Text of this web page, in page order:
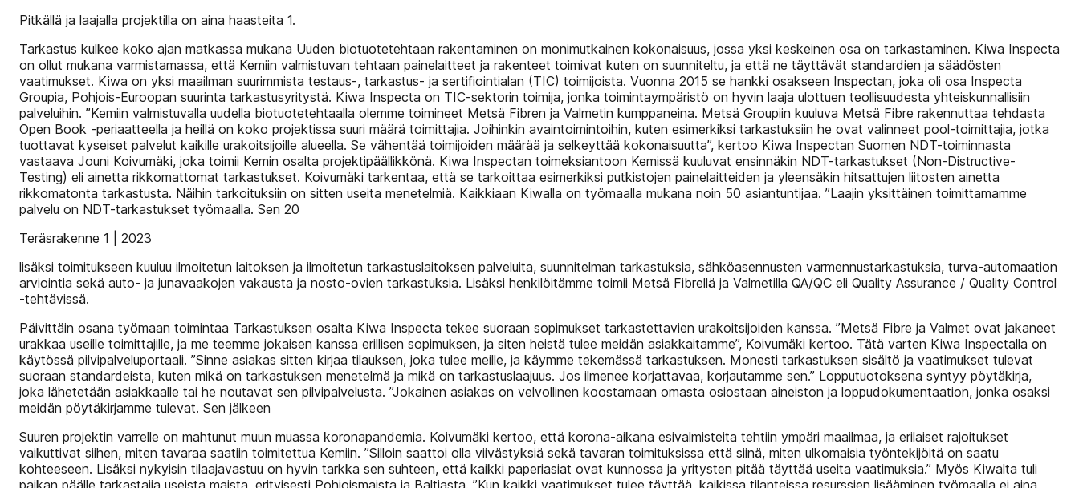
Pitkällä ja laajalla projektilla on aina haasteita 1.
Tarkastus kulkee koko ajan matkassa mukana Uuden biotuotetehtaan rakentaminen on monimutkainen kokonaisuus, jossa yksi keskeinen osa on tarkastaminen. Kiwa Inspecta
on ollut mukana varmistamassa, että Kemiin valmistuvan tehtaan painelaitteet ja rakenteet toimivat kuten on suunniteltu, ja että ne täyttävät standardien ja säädösten
vaatimukset. Kiwa on yksi maailman suurimmista testaus-, tarkastus- ja sertifiointialan (TIC) toimijoista. Vuonna 2015 se hankki osakseen Inspectan, joka oli osa Inspecta
Groupia, Pohjois-Euroopan suurinta tarkastusyritystä. Kiwa Inspecta on TIC-sektorin toimija, jonka toimintaympäristö on hyvin laaja ulottuen teollisuudesta yhteiskunnallisiin
palveluihin. ”Kemiin valmistuvalla uudella biotuotetehtaalla olemme toimineet Metsä Fibren ja Valmetin kumppaneina. Metsä Groupiin kuuluva Metsä Fibre rakennuttaa tehdasta
Open Book -periaatteella ja heillä on koko projektissa suuri määrä toimittajia. Joihinkin avaintoimintoihin, kuten esimerkiksi tarkastuksiin he ovat valinneet pool-toimittajia, jotka
tuottavat kyseiset palvelut kaikille urakoitsijoille alueella. Se vähentää toimijoiden määrää ja selkeyttää kokonaisuutta”, kertoo Kiwa Inspectan Suomen NDT-toiminnasta
vastaava Jouni Koivumäki, joka toimii Kemin osalta projektipäällikkönä. Kiwa Inspectan toimeksiantoon Kemissä kuuluvat ensinnäkin NDT-tarkastukset (Non-Distructive-
Testing) eli ainetta rikkomattomat tarkastukset. Koivumäki tarkentaa, että se tarkoittaa esimerkiksi putkistojen painelaitteiden ja yleensäkin hitsattujen liitosten ainetta
rikkomatonta tarkastusta. Näihin tarkoituksiin on sitten useita menetelmiä. Kaikkiaan Kiwalla on työmaalla mukana noin 50 asiantuntijaa. ”Laajin yksittäinen toimittamamme
palvelu on NDT-tarkastukset työmaalla. Sen 20
Teräsrakenne 1 | 2023
lisäksi toimitukseen kuuluu ilmoitetun laitoksen ja ilmoitetun tarkastuslaitoksen palveluita, suunnitelman tarkastuksia, sähköasennusten varmennustarkastuksia, turva-automaation
arviointia sekä auto- ja junavaakojen vakausta ja nosto-ovien tarkastuksia. Lisäksi henkilöitämme toimii Metsä Fibrellä ja Valmetilla QA/QC eli Quality Assurance / Quality Control
-tehtävissä.
Päivittäin osana työmaan toimintaa Tarkastuksen osalta Kiwa Inspecta tekee suoraan sopimukset tarkastettavien urakoitsijoiden kanssa. ”Metsä Fibre ja Valmet ovat jakaneet
urakkaa useille toimittajille, ja me teemme jokaisen kanssa erillisen sopimuksen, ja siten heistä tulee meidän asiakkaitamme”, Koivumäki kertoo. Tätä varten Kiwa Inspectalla on
käytössä pilvipalveluportaali. ”Sinne asiakas sitten kirjaa tilauksen, joka tulee meille, ja käymme tekemässä tarkastuksen. Monesti tarkastuksen sisältö ja vaatimukset tulevat
suoraan standardeista, kuten mikä on tarkastuksen menetelmä ja mikä on tarkastuslaajuus. Jos ilmenee korjattavaa, korjautamme sen.” Lopputuotoksena syntyy pöytäkirja,
joka lähetetään asiakkaalle tai he noutavat sen pilvipalvelusta. ”Jokainen asiakas on velvollinen koostamaan omasta osiostaan aineiston ja loppudokumentaation, jonka osaksi
meidän pöytäkirjamme tulevat. Sen jälkeen
Suuren projektin varrelle on mahtunut muun muassa koronapandemia. Koivumäki kertoo, että korona-aikana esivalmisteita tehtiin ympäri maailmaa, ja erilaiset rajoitukset
vaikuttivat siihen, miten tavaraa saatiin toimitettua Kemiin. ”Silloin saattoi olla viivästyksiä sekä tavaran toimituksissa että siinä, miten ulkomaisia työntekijöitä on saatu
kohteeseen. Lisäksi nykyisin tilaajavastuu on hyvin tarkka sen suhteen, että kaikki paperiasiat ovat kunnossa ja yritysten pitää täyttää useita vaatimuksia.” Myös Kiwalta tuli
paikan päälle tarkastajia useista maista, erityisesti Pohjoismaista ja Baltiasta. ”Kun kaikki vaatimukset tulee täyttää, kaikissa tilanteissa resurssien lisääminen työmaalla ei aina